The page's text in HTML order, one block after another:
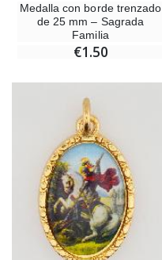
Medalla con borde trenzado
de 25 mm – Sagrada
Familia
€1.50